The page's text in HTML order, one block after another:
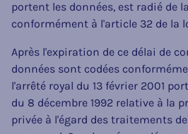
portent les données, est radié de
conformément à l'article 32 de la
Après l'expiration de ce délai de
données sont codées
l'arrêté royal du 13 février 2001
du 8 décembre 1992 relative à la
privée à l'égard des traitements